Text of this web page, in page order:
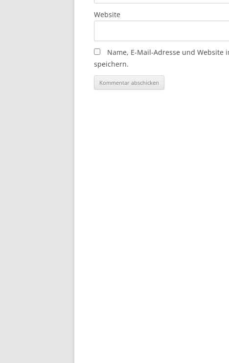
Website
Name, E-Mail-Adresse und
speichern.